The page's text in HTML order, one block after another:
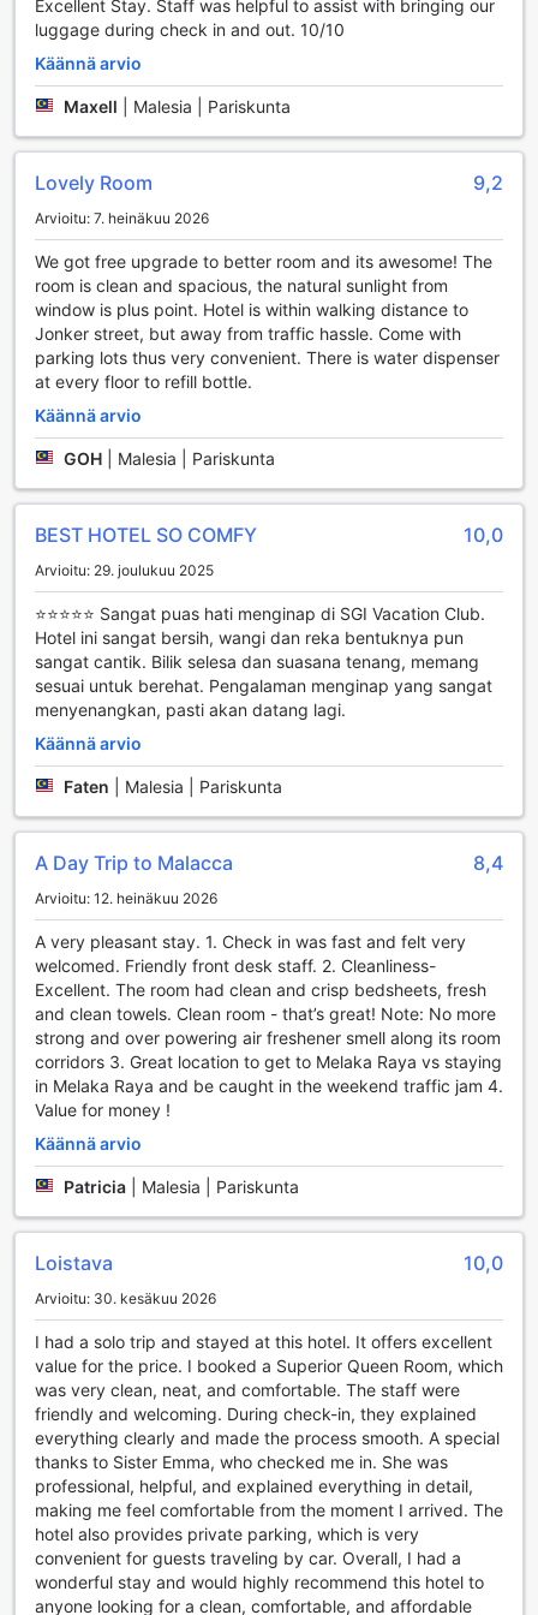
tarvittavat puitteet. SGI Vacation Club Hotel on sitoutunut
jossa jokainen voi nauttia lomastaan täysillä.
Mukavuudet SGI Vacation Club Hotelissa
mukavuuksia, jotka tekevät oleskelusta miellyttävää ja
vaivatonta. Hotellissa on saatavilla pesulapalvelu, joka
huolehtii vaatteidesi puhtaudesta, jotta voit keskittyä
lomaasi ilman huolia. Lisäksi hotellin käytössä on
tallelokerot, joissa voit säilyttää arvotavaroitasi turvallisesti.
Ystävällinen concierge-palvelu on aina valmiina auttamaan
sinua kaikissa kysymyksissäsi ja tarjoamaan paikallisia
vinkkejä, jotta voit nauttia Malaccan kauneudesta täysillä.
Yhteiset tilat tarjoavat maksuttoman Wi-Fi-yhteyden, joten
voit pysyä yhteydessä ystäviisi ja perheeseesi tai
suunnitella seuraavia seikkailujasi. Hotellissa on myös
erikseen merkitty tupakointialue, joka takaa mukavan
joten voit rentoutua ja nauttia rauhassa. Matkatavaroiden
säilytysmahdollisuus sekä päivittäinen siivouspalvelu
vaivannäköä.
Liikennepalvelut SGI Vacation Club Hotelissa
SGI Vacation Club Hotel tarjoaa kävijöilleen erinomaiset
liikennepalvelut, jotka tekevät matkustamisesta vaivatonta
ja miellyttävää. Hotellin alueella on tilava ja hyvin hoidettu
pysäköintialue, joka on varustettu
itsepalvelupysäköintimahdollisuudella. Pysäköinti on täysin
maksutonta, joten voit nauttia lomastasi ilman ylimääräisiä
huolia autoasi kohtaan.
joka helpottaa liikkumista ympäri Malaccaa. Olitpa sitten
matkalla kaupungin nähtävyyksiin tai haluaisit vain nauttia
paikallisista ravintoloista, taksipalvelu on helposti saatavilla
ja takaa sujuvan matkanteon. SGI Vacation Club Hotelin
liikennepalvelut tekevät siitä täydellisen valinnan niin
liikematkustajille kuin lomailijoillekin.
Mukavuutta ja käytännöllisyyttä SGI Vacation Club
Hotelin huoneissa
SGI Vacation Club Hotelin huoneet tarjoavat täydellisen
Malaccassa olisi unohtumaton. Huoneissa on ilmastointi,
joka takaa miellyttävän sisäilman lämpötilan kaikissa
sääolosuhteissa. Voit rentoutua omassa rauhassasi ja
nauttia viihteestä satelliitti- tai kaapelitelevision äärellä.
Huoneissa on myös erillinen olohuone, joka tarjoaa lisätilaa
rentoutumiseen tai ystävien tapaamiseen.
Käytännölliset varusteet, kuten jääkaappi ja kahvin/teen
valmistusvälineet, tekevät oleskelustasi entistä
mukavampaa. Huoneissa on tarjolla myös ilmaisia
teevarastoja, joten voit nauttia lämpimästä juomasta milloin
tahansa. Huoneiden mukavuuksiin kuuluvat myös
hiustenkuivain, kylpytuotteet, liinavaatteet ja pyyhkeet,
jotka tekevät vierailustasi miellyttävän ja vaivattoman.
Mustat verhot varmistavat, että voit nauttia rauhallisista
yöunista ilman häiritseviä valoja. SGI Vacation Club Hotelin
huoneet tarjoavat siis täydellisen ympäristön
rentoutumiseen ja virkistymiseen.
Gastronominen Elämys SGI Vacation Club Hotelissa
Excellent Stay. Staff was helpful to assist with bringing our
luggage during check in and out. 10/10
Käännä arvio
Maxell Malesia | Pariskunta
Lovely Room 9,2
Arvioitu: 7. heinäkuu 2026
We got free upgrade to better room and its awesome! The
room is clean and spacious, the natural sunlight from
window is plus point. Hotel is within walking distance to
Jonker street, but away from traffic hassle. Come with
parking lots thus very convenient. There is water dispenser
at every floor to refill bottle.
Käännä arvio
GOH Malesia | Pariskunta
BEST HOTEL SO COMFY 10,0
Arvioitu: 29. joulukuu 2025
⭐⭐⭐⭐⭐ Sangat puas hati menginap di SGI Vacation Club.
Hotel ini sangat bersih, wangi dan reka bentuknya pun
sangat cantik. Bilik selesa dan suasana tenang, memang
sesuai untuk berehat. Pengalaman menginap yang sangat
menyenangkan, pasti akan datang lagi.
Käännä arvio
Faten Malesia | Pariskunta
A Day Trip to Malacca 8,4
Arvioitu: 12. heinäkuu 2026
A very pleasant stay. 1. Check in was fast and felt very
welcomed. Friendly front desk staff. 2. Cleanliness-
Excellent. The room had clean and crisp bedsheets, fresh
and clean towels. Clean room - that’s great! Note: No more
strong and over powering air freshener smell along its room
corridors 3. Great location to get to Melaka Raya vs staying
in Melaka Raya and be caught in the weekend traffic jam 4.
Value for money !
Käännä arvio
Patricia Malesia | Pariskunta
Loistava 10,0
Arvioitu: 30. kesäkuu 2026
I had a solo trip and stayed at this hotel. It offers excellent
value for the price. I booked a Superior Queen Room, which
was very clean, neat, and comfortable. The staff were
friendly and welcoming. During check-in, they explained
everything clearly and made the process smooth. A special
thanks to Sister Emma, who checked me in. She was
professional, helpful, and explained everything in detail,
making me feel comfortable from the moment I arrived. The
hotel also provides private parking, which is very
convenient for guests traveling by car. Overall, I had a
wonderful stay and would highly recommend this hotel to
anyone looking for a clean, comfortable, and affordable